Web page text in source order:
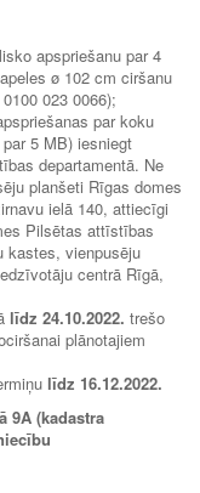
apspriešanu par 4
ø 102 cm ciršanu
023 0066);
par koku
5 MB) iesniegt
departamentā. Ne
planšeti Rīgas domes
ielā 140, attiecīgi
Pilsētas attīstības
kastes, vienpusēju
centrā Rīgā,
līdz 24.10.2022. trešo
plānotajiem
līdz 16.12.2022.
9A (kadastra